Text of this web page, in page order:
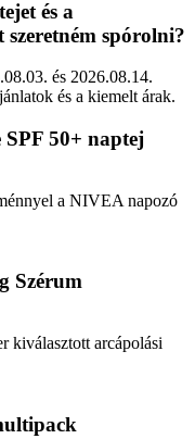
és a
spórolni?
és 2026.08.14.
és a kiemelt árak.
50+ naptej
a NIVEA napozó
Szérum
kiválasztott arcápolási